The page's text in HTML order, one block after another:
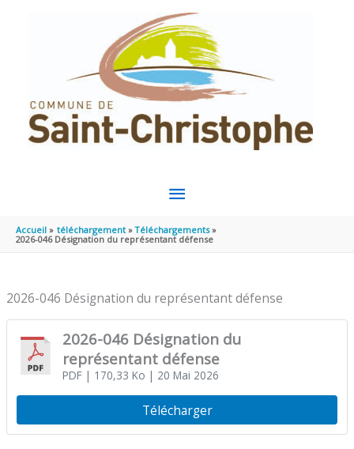
MENU
PRINCIPAL
Accueil téléchargement
Téléchargements
2026-046 Désignation du représentant défense
2026-046 Désignation du représentant défense
2026-046 Désignation du
représentant défense
PDF| 170,33 Ko | 20 Mai 2026
Télécharger